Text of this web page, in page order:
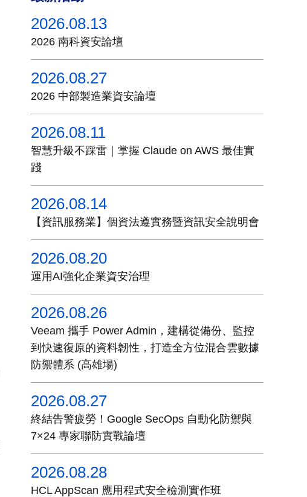
2026.08.13
2026 南科資安論壇
2026.08.27
2026 中部製造業資安論壇
2026.08.11
智慧升級不踩雷｜掌握 Claude on AWS 最佳實
踐
2026.08.14
【資訊服務業】個資法遵實務暨資訊安全說明會
2026.08.20
運用AI強化企業資安治理
2026.08.26
Veeam 攜手 Power Admin，建構從備份、監控
到快速復原的資料韌性，打造全方位混合雲數據
防禦體系 (高雄場)
2026.08.27
終結告警疲勞！Google SecOps 自動化防禦與
7×24 專家聯防實戰論壇
2026.08.28
HCL AppScan 應用程式安全檢測實作班